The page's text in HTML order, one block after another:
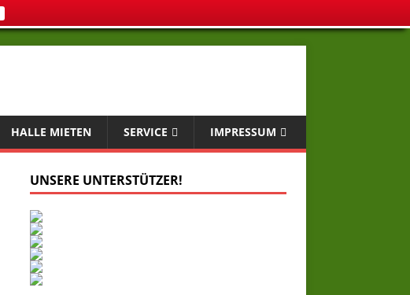
HALLE MIETEN SERVICE IMPRESSUM
UNSERE UNTERSTÜTZER!